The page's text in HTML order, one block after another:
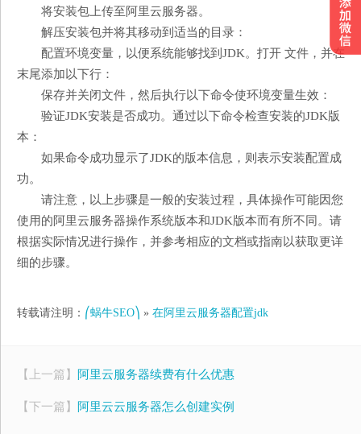
将安装包上传至阿里云服务器。
解压安装包并将其移动到适当的目录：
配置环境变量，以便系统能够找到JDK。打开 文件，并在
末尾添加以下行：
保存并关闭文件，然后执行以下命令使环境变量生效：
验证JDK安装是否成功。通过以下命令检查安装的JDK版
本：
如果命令成功显示了JDK的版本信息，则表示安装配置成
功。
请注意，以上步骤是一般的安装过程，具体操作可能因您
使用的阿里云服务器操作系统版本和JDK版本而有所不同。请
根据实际情况进行操作，并参考相应的文档或指南以获取更详
细的步骤。
转载请注明： ⎛蜗牛SEO⎞ » 在阿里云服务器配置jdk
【上一篇】 阿里云服务器续费有什么优惠
【下一篇】 阿里云云服务器怎么创建实例